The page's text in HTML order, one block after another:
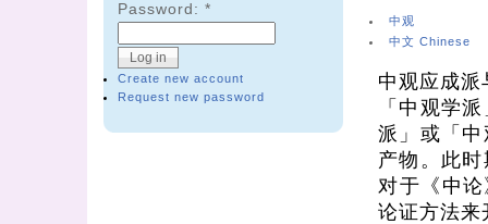
Password:*
Create new account
Request new password
中观
中文 Chinese
中观应成
「中观学
派」或「
产物。此
对于《中
论证方法来